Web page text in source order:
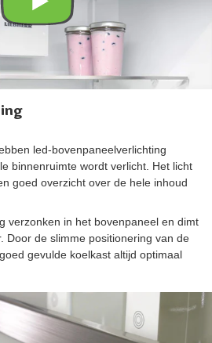
led-bovenpaneelverlichting
binnenruimte wordt verlicht. Het licht
goed overzicht over de hele inhoud
verzonken in het bovenpaneel en dimt
Door de slimme positionering van de
gevulde koelkast altijd optimaal